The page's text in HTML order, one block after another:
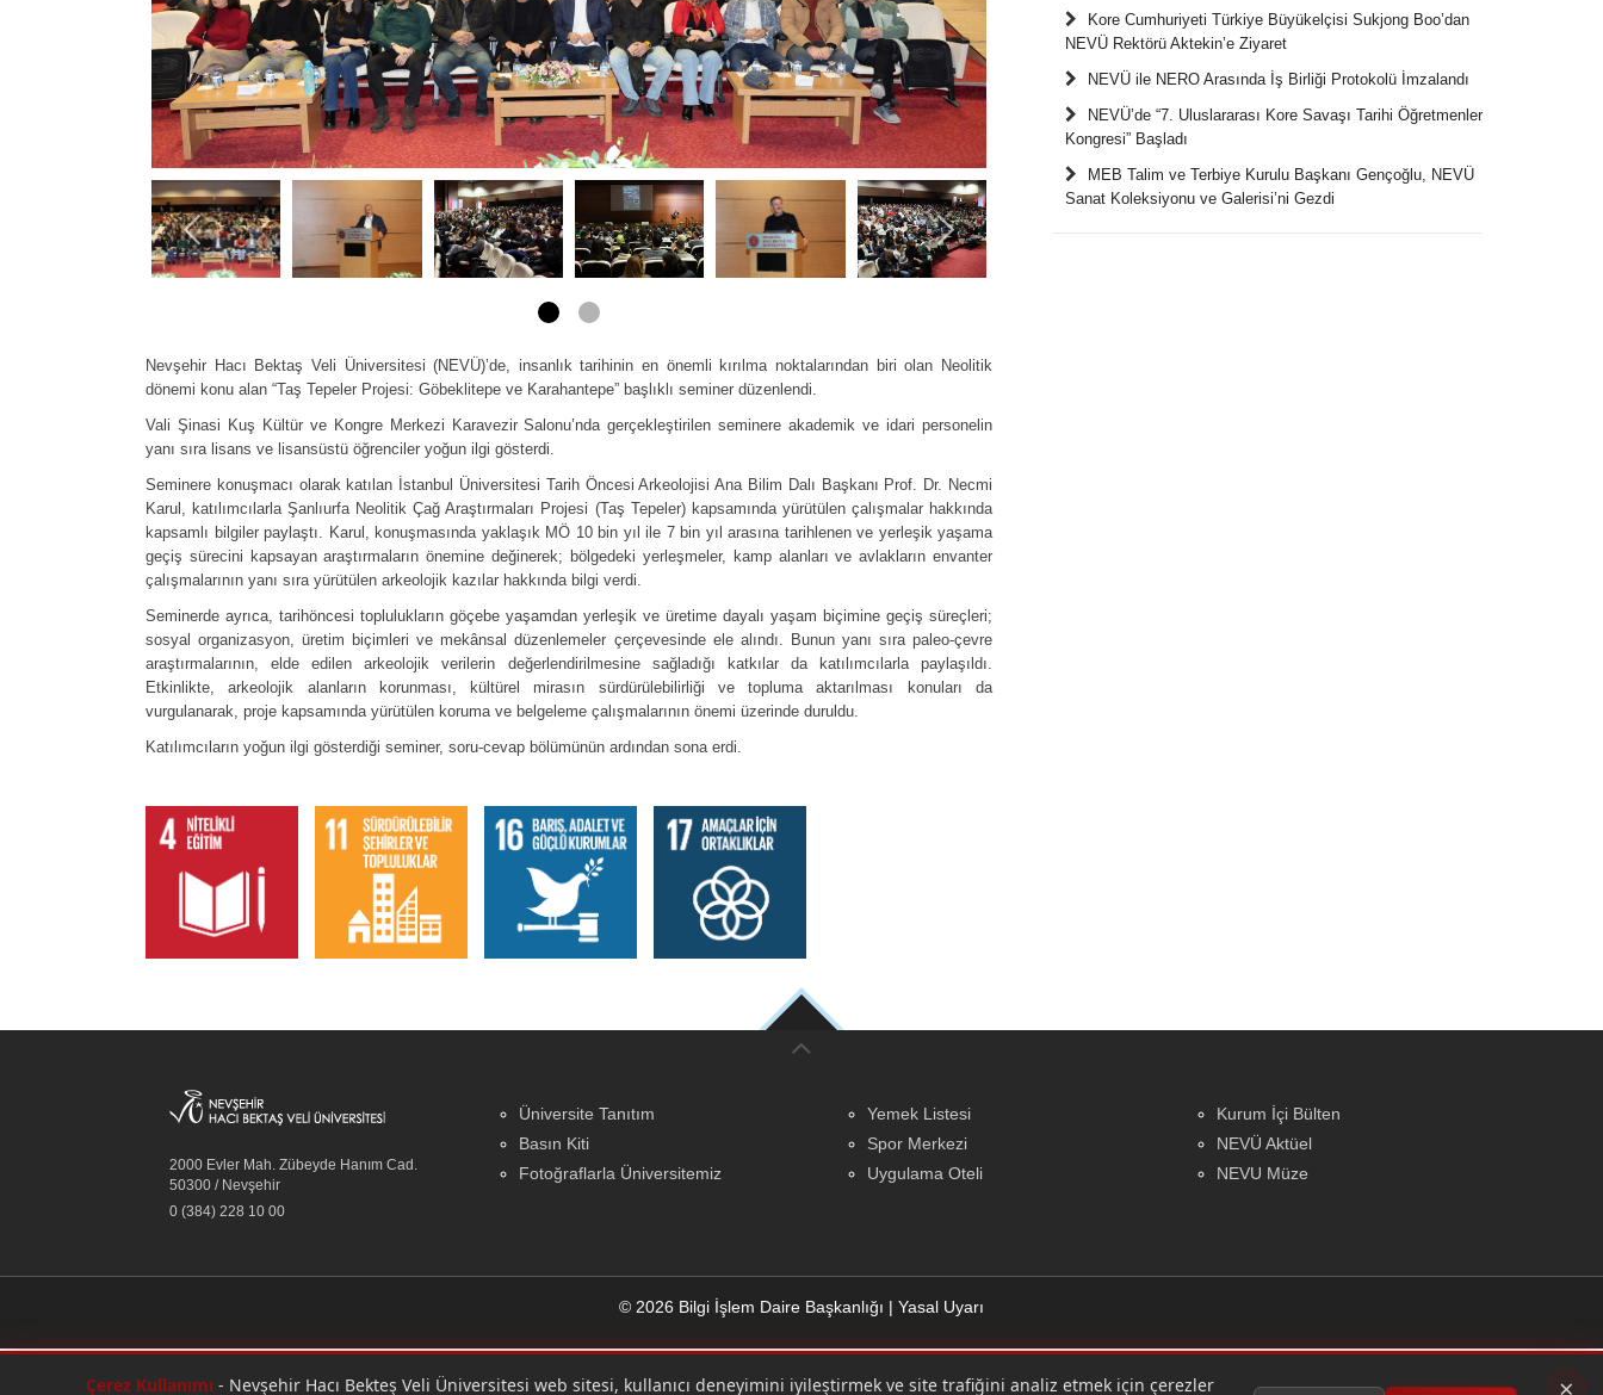
×
Çerez Kullanımı - Nevşehir Hacı Bekteş Veli Üniversitesi web sitesi, kullanıcı deneyimini iyileştirmek ve site trafiğini analiz etmek için çerezler
Nevşehir Hacı Bektaş Veli Üniversitesi (NEVÜ)’de, insanlık tarihinin en önemli kırılma noktalarından biri olan Neolitik
dönemi konu alan “Taş Tepeler Projesi: Göbeklitepe ve Karahantepe” başlıklı seminer düzenlendi.
Vali Şinasi Kuş Kültür ve Kongre Merkezi Karavezir Salonu’nda gerçekleştirilen seminere akademik ve idari personelin
yanı sıra lisans ve lisansüstü öğrenciler yoğun ilgi gösterdi.
Seminere konuşmacı olarak katılan İstanbul Üniversitesi Tarih Öncesi Arkeolojisi Ana Bilim Dalı Başkanı Prof. Dr. Necmi
Karul, katılımcılarla Şanlıurfa Neolitik Çağ Araştırmaları Projesi (Taş Tepeler) kapsamında yürütülen çalışmalar hakkında
kapsamlı bilgiler paylaştı. Karul, konuşmasında yaklaşık MÖ 10 bin yıl ile 7 bin yıl arasına tarihlenen ve yerleşik yaşama
geçiş sürecini kapsayan araştırmaların önemine değinerek; bölgedeki yerleşmeler, kamp alanları ve avlakların envanter
çalışmalarının yanı sıra yürütülen arkeolojik kazılar hakkında bilgi verdi.
Seminerde ayrıca, tarihöncesi toplulukların göçebe yaşamdan yerleşik ve üretime dayalı yaşam biçimine geçiş süreçleri;
sosyal organizasyon, üretim biçimleri ve mekânsal düzenlemeler çerçevesinde ele alındı. Bunun yanı sıra paleo-çevre
araştırmalarının, elde edilen arkeolojik verilerin değerlendirilmesine sağladığı katkılar da katılımcılarla paylaşıldı.
Etkinlikte, arkeolojik alanların korunması, kültürel mirasın sürdürülebilirliği ve topluma aktarılması konuları da
vurgulanarak, proje kapsamında yürütülen koruma ve belgeleme çalışmalarının önemi üzerinde duruldu.
Katılımcıların yoğun ilgi gösterdiği seminer, soru-cevap bölümünün ardından sona erdi.
Kore Cumhuriyeti Türkiye Büyükelçisi Sukjong Boo’dan
NEVÜ Rektörü Aktekin’e Ziyaret
NEVÜ ile NERO Arasında İş Birliği Protokolü İmzalandı
NEVÜ’de “7. Uluslararası Kore Savaşı Tarihi Öğretmenler
Kongresi” Başladı
MEB Talim ve Terbiye Kurulu Başkanı Gençoğlu, NEVÜ
Sanat Koleksiyonu ve Galerisi’ni Gezdi
2000 Evler Mah. Zübeyde Hanım Cad.
50300 / Nevşehir
0 (384) 228 10 00
Üniversite Tanıtım
Basın Kiti
Fotoğraflarla Üniversitemiz
Yemek Listesi
Spor Merkezi
Uygulama Oteli
Kurum İçi Bülten
NEVÜ Aktüel
NEVU Müze
© 2026 Bilgi İşlem Daire Başkanlığı | Yasal Uyarı